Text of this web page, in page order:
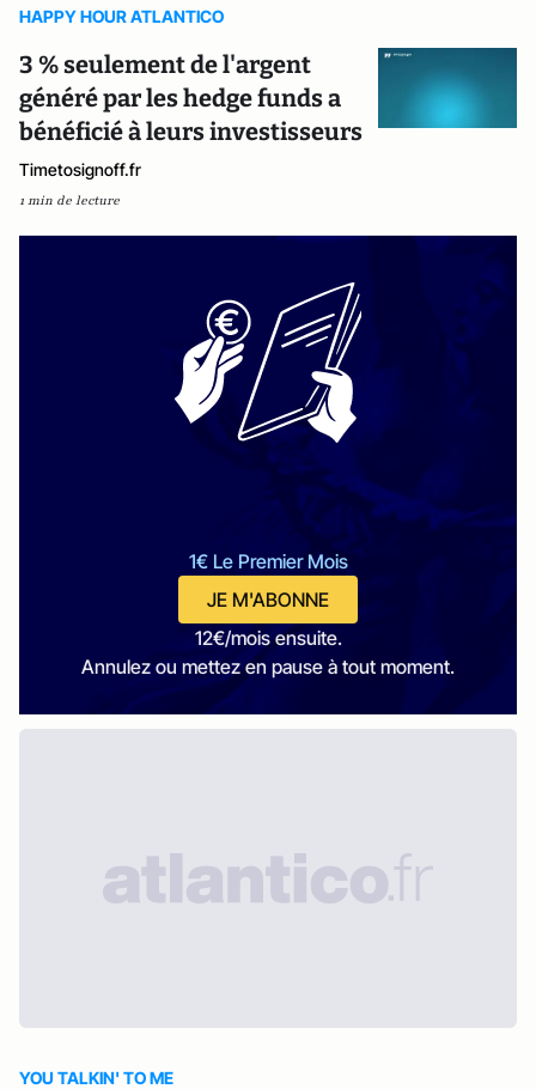
HAPPY HOUR ATLANTICO
3 % seulement de l'argent
généré par les hedge funds a
bénéficié à leurs investisseurs
Timetosignoff.fr
1 min de lecture
1€ Le Premier Mois
JE M'ABONNE
12€/mois ensuite.
Annulez ou mettez en pause à tout moment.
YOU TALKIN' TO ME